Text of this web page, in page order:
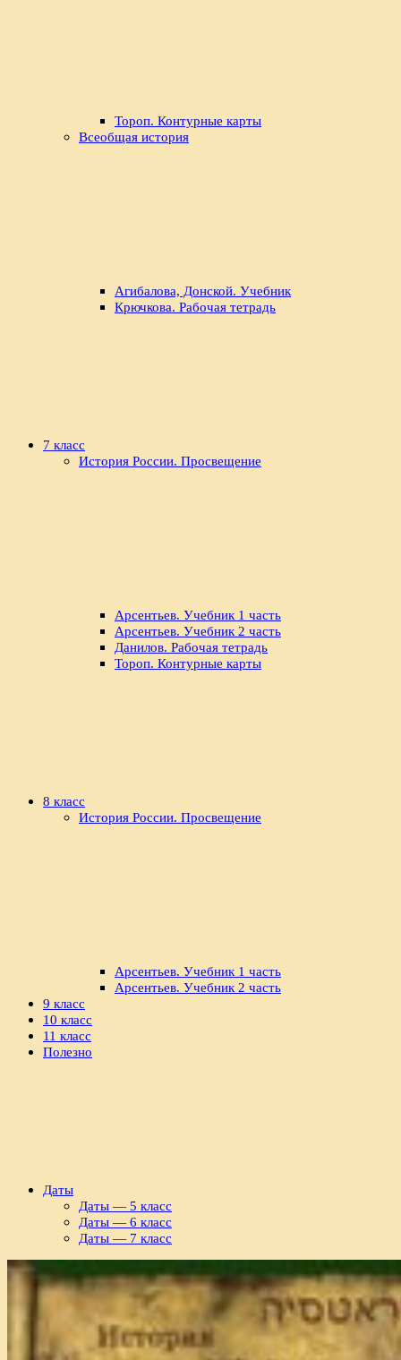
Тороп. Контурные карты
Всеобщая история
Агибалова, Донской. Учебник
Крючкова. Рабочая тетрадь
7 класс
История России. Просвещение
Арсентьев. Учебник 1 часть
Арсентьев. Учебник 2 часть
Данилов. Рабочая тетрадь
Тороп. Контурные карты
8 класс
История России. Просвещение
Арсентьев. Учебник 1 часть
Арсентьев. Учебник 2 часть
9 класс
10 класс
11 класс
Полезно
Даты
Даты — 5 класс
Даты — 6 класс
Даты — 7 класс